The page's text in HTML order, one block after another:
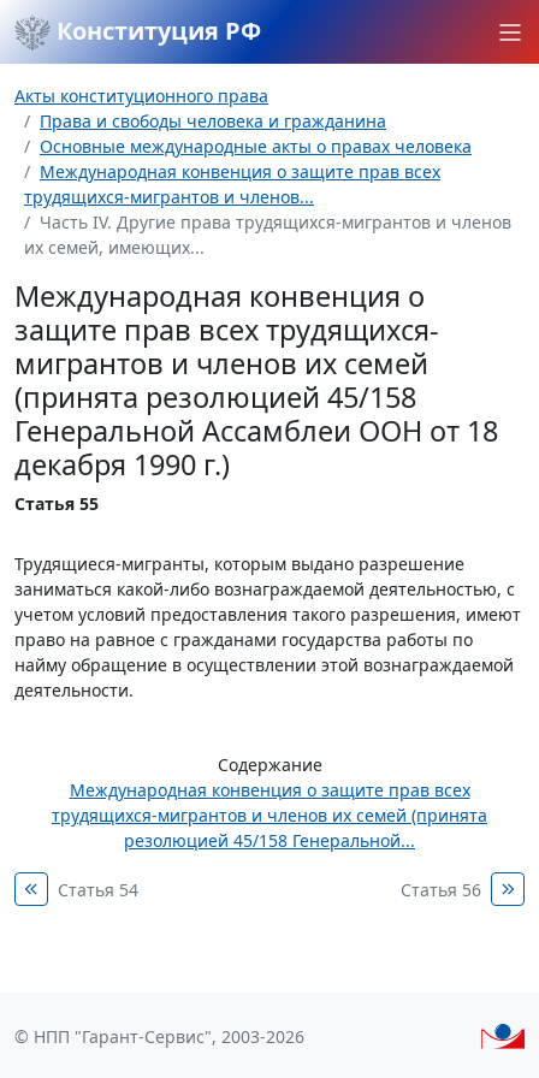
Конституция РФ
Акты конституционного права
Права и свободы человека и гражданина
Основные международные акты о правах человека
Международная конвенция о защите прав всех
трудящихся-мигрантов и членов...
Часть IV. Другие права трудящихся-мигрантов и членов
их семей, имеющих...
Международная конвенция о
защите прав всех трудящихся-
мигрантов и членов их семей
(принята резолюцией 45/158
Генеральной Ассамблеи ООН от 18
декабря 1990 г.)
Статья 55
Трудящиеся-мигранты, которым выдано разрешение
заниматься какой-либо вознаграждаемой деятельностью, с
учетом условий предоставления такого разрешения, имеют
право на равное с гражданами государства работы по
найму обращение в осуществлении этой вознаграждаемой
деятельности.
Содержание
Международная конвенция о защите прав всех
трудящихся-мигрантов и членов их семей (принята
резолюцией 45/158 Генеральной...
Статья 54 Статья 56
© НПП "Гарант-Сервис", 2003-2026